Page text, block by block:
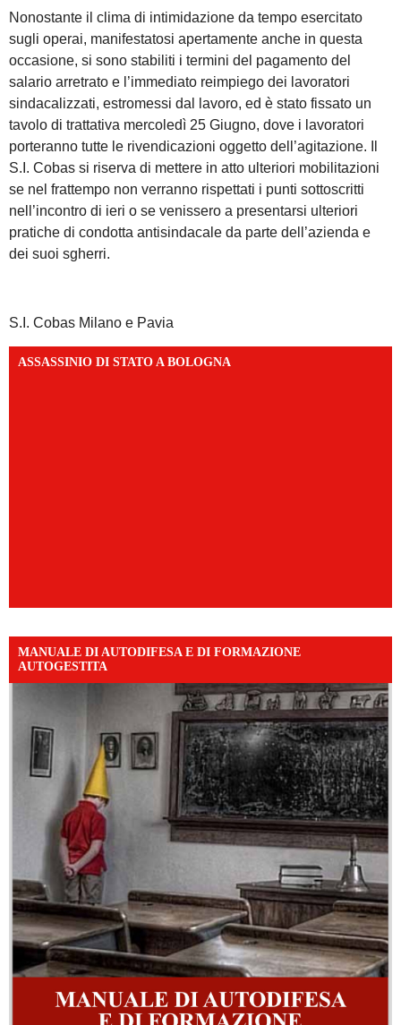
Nonostante il clima di intimidazione da tempo esercitato
sugli operai, manifestatosi apertamente anche in questa
occasione, si sono stabiliti i termini del pagamento del
salario arretrato e l’immediato reimpiego dei lavoratori
sindacalizzati, estromessi dal lavoro, ed è stato fissato un
tavolo di trattativa mercoledì 25 Giugno, dove i lavoratori
porteranno tutte le rivendicazioni oggetto dell’agitazione. Il
S.I. Cobas si riserva di mettere in atto ulteriori mobilitazioni
se nel frattempo non verranno rispettati i punti sottoscritti
nell’incontro di ieri o se venissero a presentarsi ulteriori
pratiche di condotta antisindacale da parte dell’azienda e
dei suoi sgherri.
S.I. Cobas Milano e Pavia
ASSASSINIO DI STATO A BOLOGNA
MANUALE DI AUTODIFESA E DI FORMAZIONE
AUTOGESTITA